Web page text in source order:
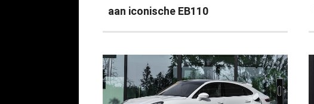
aan iconische EB110